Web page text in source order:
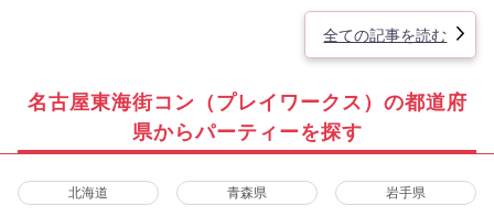
全ての記事を読む
名古屋東海街コン（プレイワークス）の都道府
県からパーティーを探す
北海道 青森県 岩手県